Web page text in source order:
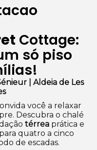
Cottage:
só piso
| Aldeia de Les
você a relaxar
Descubra o chalé
térrea prática e
quatro a cinco
de escadas.